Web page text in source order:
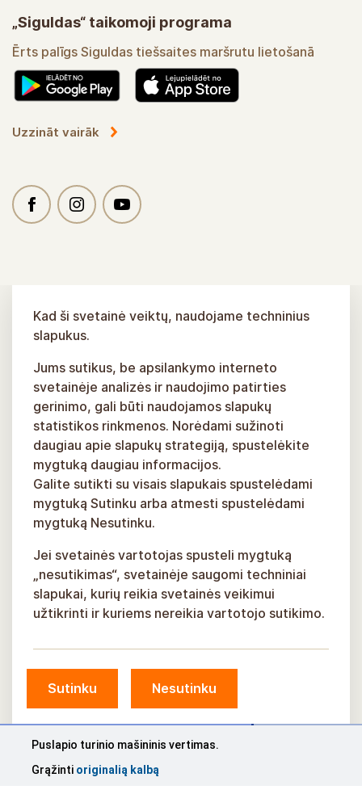
„Siguldas“ taikomoji programa
Ērts palīgs Siguldas tiešsaites maršrutu lietošanā
© Siguldos savivaldybė, 2026 m.
Kad ši svetainė veiktų, naudojame techninius
slapukus.
Jums sutikus, be apsilankymo interneto
svetainėje analizės ir naudojimo patirties
gerinimo, gali būti naudojamos slapukų
statistikos rinkmenos. Norėdami sužinoti
daugiau apie slapukų strategiją, spustelėkite
mygtuką daugiau informacijos.
Galite sutikti su visais slapukais spustelėdami
mygtuką Sutinku arba atmesti spustelėdami
mygtuką Nesutinku.
Jei svetainės vartotojas spusteli mygtuką
„nesutikimas“, svetainėje saugomi techniniai
slapukai, kurių reikia svetainės veikimui
užtikrinti ir kuriems nereikia vartotojo sutikimo.
Sutinku Nesutinku
Puslapio turinio mašininis vertimas.
Grąžinti originalią kalbą